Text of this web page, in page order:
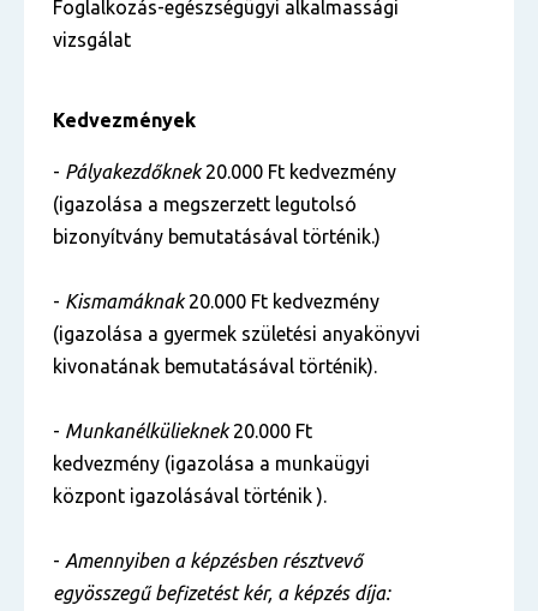
Foglalkozás-egészségügyi alkalmassági
vizsgálat
Kedvezmények
- Pályakezdőknek20.000 Ft kedvezmény
(igazolása a megszerzett legutolsó
bizonyítvány bemutatásával történik.)
- Kismamáknak20.000 Ft kedvezmény
(igazolása a gyermek születési anyakönyvi
kivonatának bemutatásával történik).
- Munkanélkülieknek20.000 Ft
kedvezmény (igazolása a munkaügyi
központ igazolásával történik ).
- Amennyiben a képzésben résztvevő
egyösszegű befizetést kér, a képzés díja: